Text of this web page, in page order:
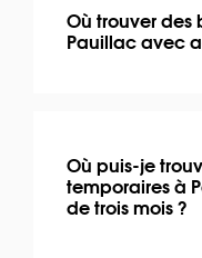
Où trouver
Pauillac avec
Où puis-je
temporaires à
de trois mois ?